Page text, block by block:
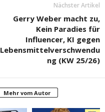
Nächster Artikel
Gerry Weber macht zu,
Kein Paradies für
Influencer, KI gegen
Lebensmittelverschwendu
ng (KW 25/26)
Mehr vom Autor